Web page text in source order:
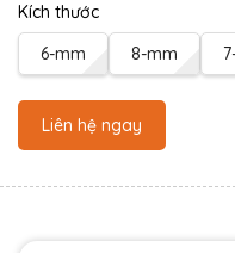
Kích thước
6-mm
8-mm
Liên hệ ngay